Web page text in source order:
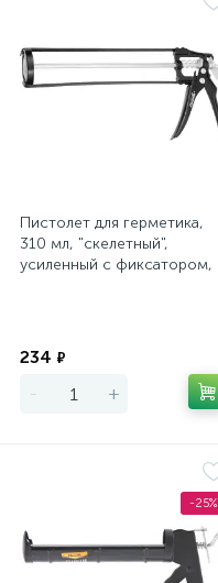
Пистолет для герметика,
310 мл, "скелетный",
усиленный с фиксатором,
234 ₽
- +
-25%